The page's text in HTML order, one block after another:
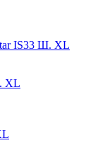
IS33 Ш. XL